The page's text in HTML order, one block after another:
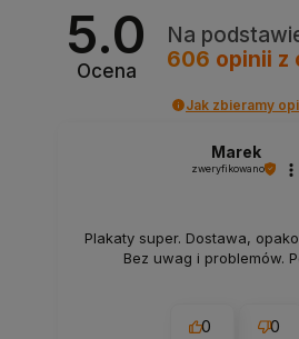
5.0
Ocena
Na
606 opinii z
Jak zbieramy
Marek
zweryfikowano
Plakaty super. Dostawa,
Bez uwag i problemów.
0 0